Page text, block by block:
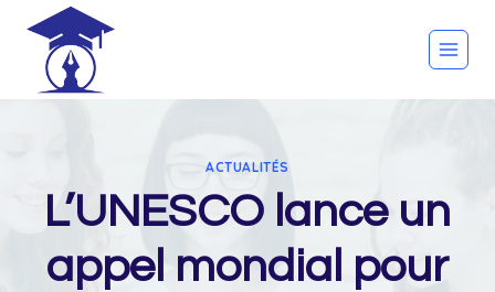
content
ACTUALITÉS
L’UNESCO lance un
appel mondial pour